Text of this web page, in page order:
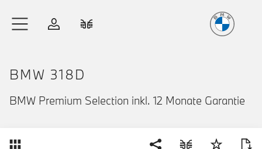
Anmelden
BMW 318D
BMW Premium Selection inkl. 12 Monate Garantie